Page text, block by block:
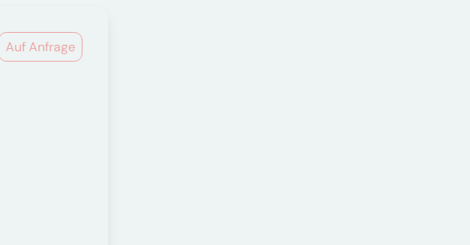
Auf Anfrage